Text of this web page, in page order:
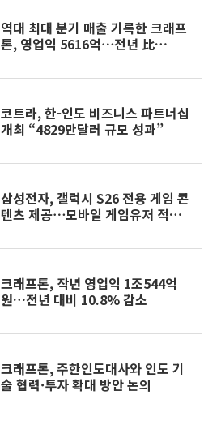
역대 최대 분기 매출 기록한 크래프
톤, 영업익 5616억⋯전년 比
코트라, 한-인도 비즈니스 파트너십
개최 “4829만달러 규모 성과”
삼성전자, 갤럭시 S26 전용 게임 콘
텐츠 제공⋯모바일 게임유저 적극
크래프톤, 작년 영업익 1조544억
원…전년 대비 10.8% 감소
크래프톤, 주한인도대사와 인도 기
술 협력·투자 확대 방안 논의